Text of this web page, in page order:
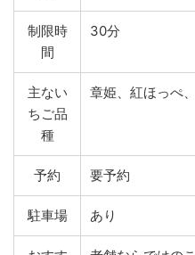
制限時
間
30分
主ない
ちご品
種
章姫、紅ほっぺ
予約 要予約
駐車場 あり